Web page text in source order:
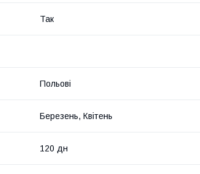
Так
Польові
Березень, Квітень
120 дн